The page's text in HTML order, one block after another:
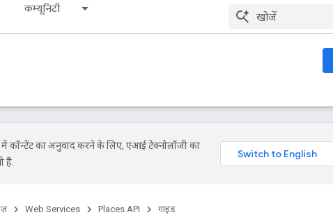
कम्यूनिटी
कॉन्टेंट का अनुवाद करने के लिए, एआई टेक्नोलॉजी का
हैं.
Web Services Places API गाइड